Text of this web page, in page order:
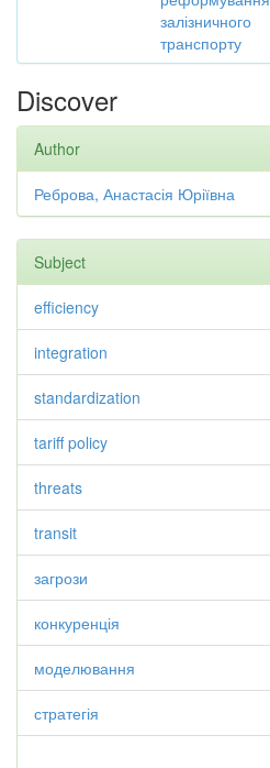
залізничного
транспорту
Discover
Author
Реброва, Анастасія Юріївна
Subject
efficiency
integration
standardization
tariff policy
threats
transit
загрози
конкуренція
моделювання
стратегія